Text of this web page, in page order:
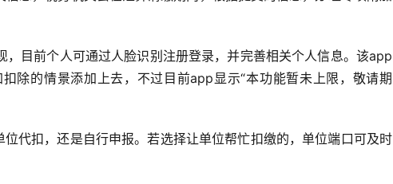
目前个人可通过人脸识别注册登录，并完善相关个人信息。该app
除的情景添加上去，不过目前app显示“本功能暂未上限，敬请期
代扣，还是自行申报。若选择让单位帮忙扣缴的，单位端口可及时